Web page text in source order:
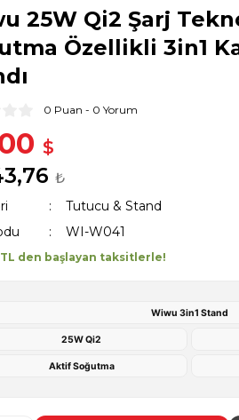
25W Qi2 Şarj
Özellikli 3in1
0 Puan - 0 Yorum
$
₺
Tutucu & Stand
WI-W041
TL den başlayan taksitlerle!
Wiwu 3in1 Stand
25W Qi2
Aktif Soğutma